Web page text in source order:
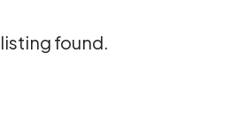
found.